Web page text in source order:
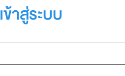
เข้าสู่ระบบ